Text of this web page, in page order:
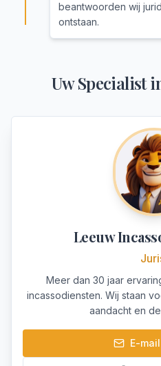
beantwoorden wij
ontstaan.
Uw Specialist
Leeuw
Meer dan 30 jaar
incassodiensten. Wij staan
aandacht en
E-mail